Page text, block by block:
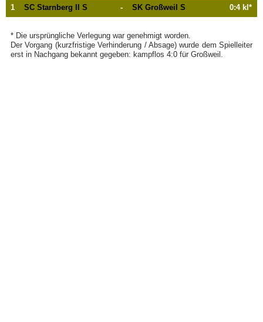
1 SC Starnberg II S - SK Großweil S 0:4 kl*
* Die ursprüngliche Verlegung war genehmigt worden.
Der Vorgang (kurzfristige Verhinderung / Absage) wurde dem Spielleiter
erst in Nachgang bekannt gegeben: kampflos 4:0 für Großweil.